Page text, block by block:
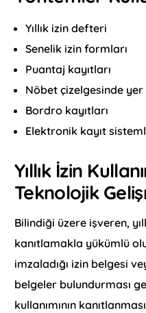
Yıllık izin defteri
Senelik izin formları
Puantaj kayıtları
Nöbet çizelgesinde
Bordro kayıtları
Elektronik kayıt
Yıllık İzin
Teknolojik
Bilindiği üzere işveren,
kanıtlamakla yükümlü
imzaladığı izin belgesi
belgeler bulundurması
kullanımının